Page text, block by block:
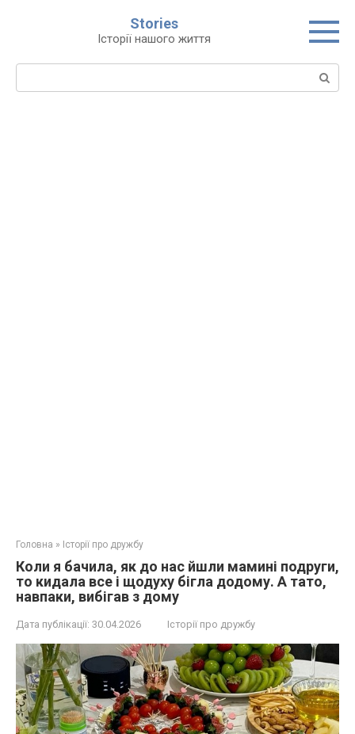
Stories
Історії нашого життя
Пошук:
Головна » Історії про дружбу
Коли я бачила, як до нас йшли мамині подруги,
то кидала все і щодуху бігла додому. А тато,
навпаки, вибігав з дому
Дата публікації: 30.04.2026 Історії про дружбу